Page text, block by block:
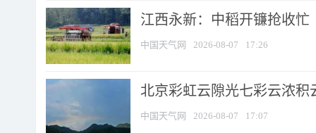
江西永新：中稻开镰抢收忙
中国天气网 2026-08-07 17:26
北京彩虹云隙光七彩云浓积
中国天气网 2026-08-07 17:07